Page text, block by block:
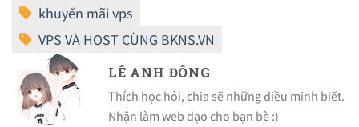
LÊ ANH ĐÔNG
Thích học hỏi, chia sẽ những điều minh biết.
Nhận làm web dạo cho bạn bè :)